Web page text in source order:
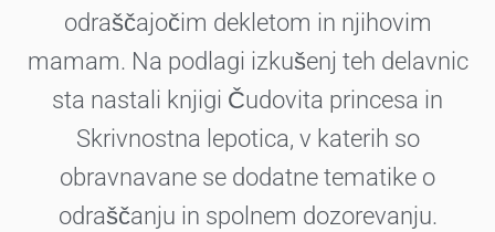
odraščajočim dekletom in njihovim
mamam. Na podlagi izkušenj teh delavnic
sta nastali knjigi Čudovita princesa in
Skrivnostna lepotica, v katerih so
obravnavane se dodatne tematike o
odraščanju in spolnem dozorevanju.